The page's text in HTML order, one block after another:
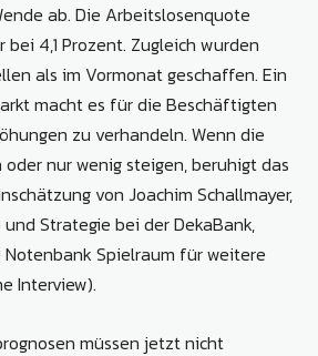
ab. Die Arbeitslosenquote
4,1 Prozent. Zugleich wurden
als im Vormonat geschaffen. Ein
macht es für die Beschäftigten
zu verhandeln. Wenn die
nur wenig steigen, beruhigt das
von Joachim Schallmayer,
Strategie bei der DekaBank,
Spielraum für weitere
Interview).
müssen jetzt nicht